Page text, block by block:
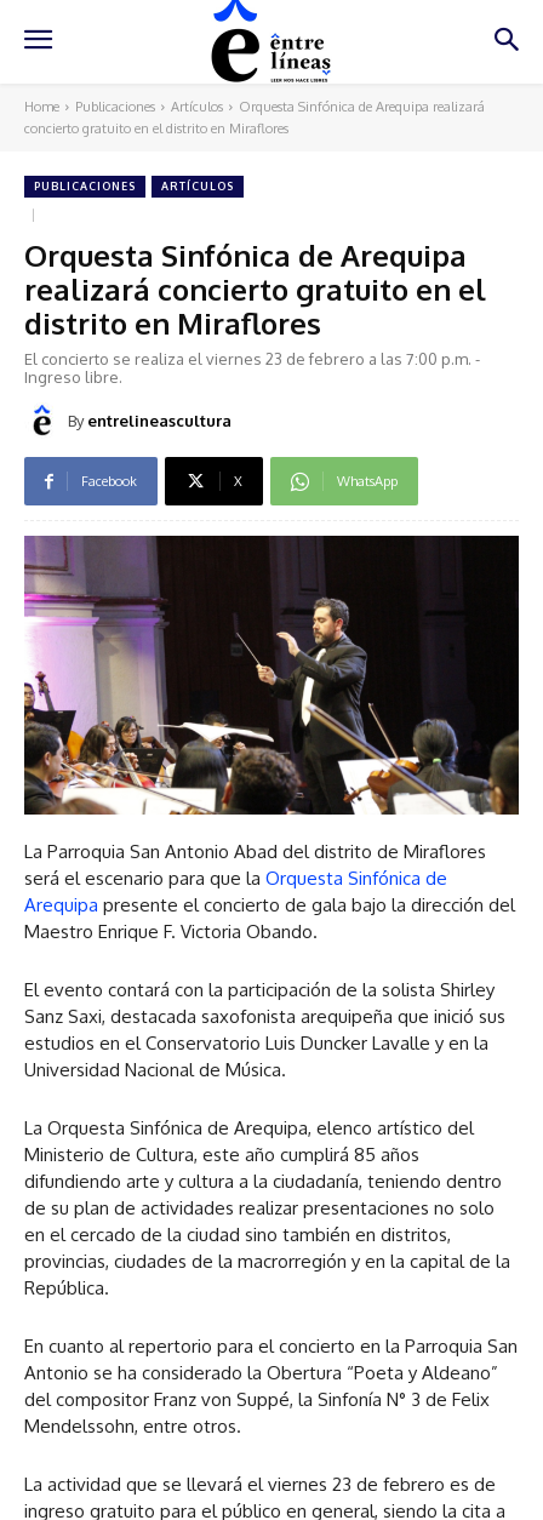
Home Publicaciones Artículos
Orquesta Sinfónica de Arequipa realizará
concierto gratuito en el distrito en Miraflores
PUBLICACIONES ARTÍCULOS
Orquesta Sinfónica de Arequipa
realizará concierto gratuito en el
distrito en Miraflores
El concierto se realiza el viernes 23 de febrero a las 7:00 p.m. -
Ingreso libre.
By entrelineascultura
Facebook X WhatsApp
La Parroquia San Antonio Abad del distrito de Miraflores
será el escenario para que la Orquesta Sinfónica de
Arequipa presente el concierto de gala bajo la dirección del
Maestro Enrique F. Victoria Obando.
El evento contará con la participación de la solista Shirley
Sanz Saxi, destacada saxofonista arequipeña que inició sus
estudios en el Conservatorio Luis Duncker Lavalle y en la
Universidad Nacional de Música.
La Orquesta Sinfónica de Arequipa, elenco artístico del
Ministerio de Cultura, este año cumplirá 85 años
difundiendo arte y cultura a la ciudadanía, teniendo dentro
de su plan de actividades realizar presentaciones no solo
en el cercado de la ciudad sino también en distritos,
provincias, ciudades de la macrorregión y en la capital de la
República.
En cuanto al repertorio para el concierto en la Parroquia San
Antonio se ha considerado la Obertura “Poeta y Aldeano”
del compositor Franz von Suppé, la Sinfonía N° 3 de Felix
Mendelssohn, entre otros.
La actividad que se llevará el viernes 23 de febrero es de
ingreso gratuito para el público en general, siendo la cita a